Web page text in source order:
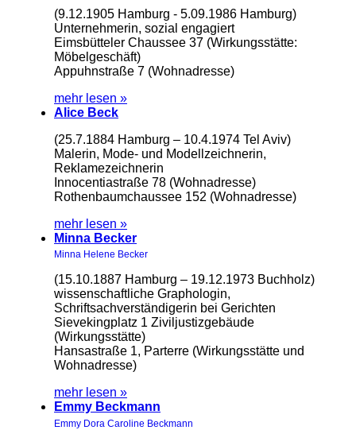
(9.12.1905 Hamburg - 5.09.1986 Hamburg)
Unternehmerin, sozial engagiert
Eimsbütteler Chaussee 37 (Wirkungsstätte:
Möbelgeschäft)
Appuhnstraße 7 (Wohnadresse)
mehr lesen »
Alice Beck
(25.7.1884 Hamburg – 10.4.1974 Tel Aviv)
Malerin, Mode- und Modellzeichnerin,
Reklamezeichnerin
Innocentiastraße 78 (Wohnadresse)
Rothenbaumchaussee 152 (Wohnadresse)
mehr lesen »
Minna Becker
Minna Helene Becker
(15.10.1887 Hamburg – 19.12.1973 Buchholz)
wissenschaftliche Graphologin,
Schriftsachverständigerin bei Gerichten
Sievekingplatz 1 Ziviljustizgebäude
(Wirkungsstätte)
Hansastraße 1, Parterre (Wirkungsstätte und
Wohnadresse)
mehr lesen »
Emmy Beckmann
Emmy Dora Caroline Beckmann